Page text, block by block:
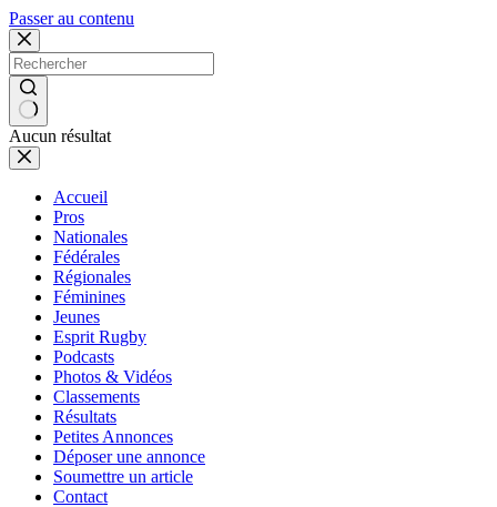
Passer au contenu
Aucun résultat
Accueil
Pros
Nationales
Fédérales
Régionales
Féminines
Jeunes
Esprit Rugby
Podcasts
Photos & Vidéos
Classements
Résultats
Petites Annonces
Déposer une annonce
Soumettre un article
Contact